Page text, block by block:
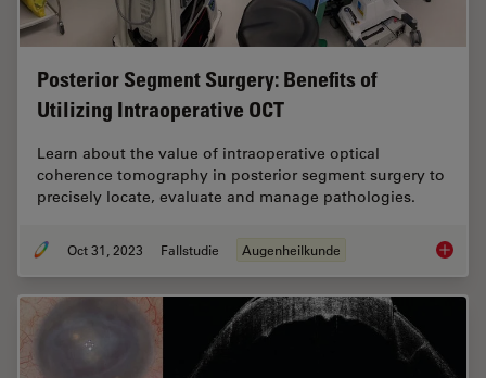
Posterior Segment Surgery: Benefits of
Utilizing Intraoperative OCT
Learn about the value of intraoperative optical
coherence tomography in posterior segment surgery to
precisely locate, evaluate and manage pathologies.
Oct 31, 2023 Fallstudie Augenheilkunde